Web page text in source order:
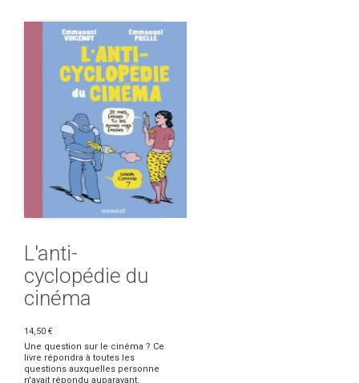
L'anti-
cyclopédie du
cinéma
14,50 €
Une question sur le cinéma ? Ce
livre répondra à toutes les
questions auxquelles personne
n'avait répondu auparavant.